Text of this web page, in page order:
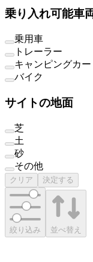
乗り入れ可能車
乗用車
トレーラー
キャンピングカー
バイク
サイトの地面
芝
土
砂
その他
クリア 決定する
絞り込み 並べ替え